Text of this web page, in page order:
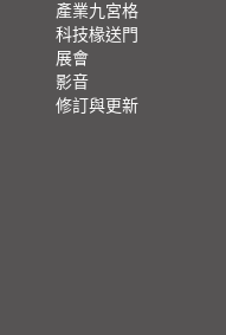
產業九宮格
科技椽送門
展會
影音
修訂與更新